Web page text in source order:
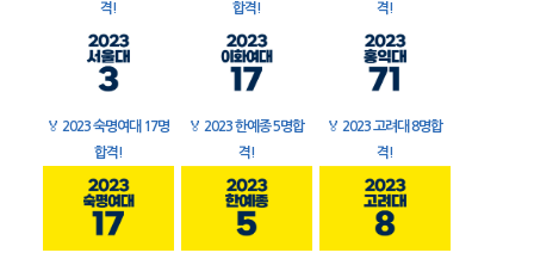
격!
합격!
격!
🏅 2023 숙명여대 17명
합격!
🏅 2023 한예종 5명합
격!
🏅 2023 고려대 8명합
격!